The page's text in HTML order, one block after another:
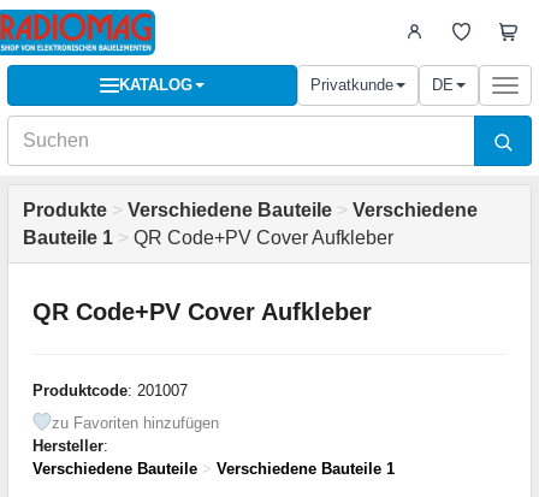
KATALOG Privatkunde DE
Produkte > Verschiedene Bauteile > Verschiedene
Bauteile 1 > QR Code+PV Cover Aufkleber
QR Code+PV Cover Aufkleber
Produktcode: 201007
zu Favoriten hinzufügen
Hersteller:
Verschiedene Bauteile > Verschiedene Bauteile 1